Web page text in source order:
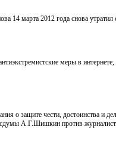
14 марта 2012 года снова утратил
меры в интернете,
о защите чести, достоинства
А.Г.Шишкин против